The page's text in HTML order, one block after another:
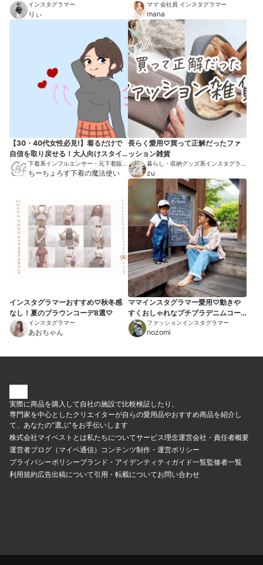
選
インスタグラマー
りぃ
【2018秋】
ママ 会社員 インスタグラマー
mana
【30・40代女性必見!】着るだけで
自信を取り戻せる！大人向けスタイ
ルアップ下着7選
下着系インフルエンサー・元下着販売
員
ちーちょろす下着の魔法使い
長らく愛用♡買って正解だったファ
ッション雑貨
暮らし・収納グッズ系インスタグラマ
ー
zu
インスタグラマーおすすめ♡秋冬感
なし！夏のブラウンコーデ8選♡
インスタグラマー
あおちゃん
ママインスタグラマー愛用♡動きや
すくおしゃれなプチプラデニムコー
デ9選ファッションインスタグラマー
nozomi
実際に商品を購入して自社の施設で比較検証したり、
専門家を中心としたクリエイターが自らの愛用品やおすすめ商品を紹介し
て、あなたの“選ぶ”をお手伝いします
株式会社マイベストとは私たちについてサービス理念運営会社・責任者概要
運営者ブログ（マイベ通信） コンテンツ制作・運営ポリシー
プライバシーポリシーブランド・アイデンティティ ガイド一覧監修者一覧
利用規約広告出稿について引用・転載についてお問い合わせ